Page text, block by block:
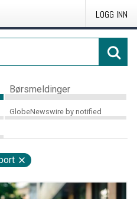
LOGG INN
Børsmeldinger
GlobeNewswire by notified